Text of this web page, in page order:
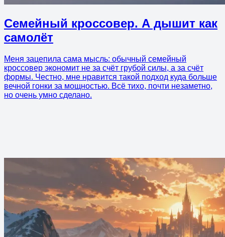
Семейный кроссовер. А дышит как
самолёт
Меня зацепила сама мысль: обычный семейный
кроссовер экономит не за счёт грубой силы, а за счёт
формы. Честно, мне нравится такой подход куда больше
вечной гонки за мощностью. Всё тихо, почти незаметно,
но очень умно сделано.